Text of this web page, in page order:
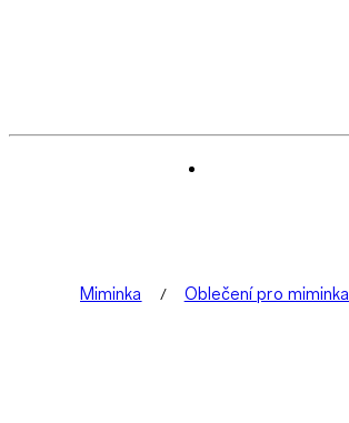
Miminka Oblečení pro miminka